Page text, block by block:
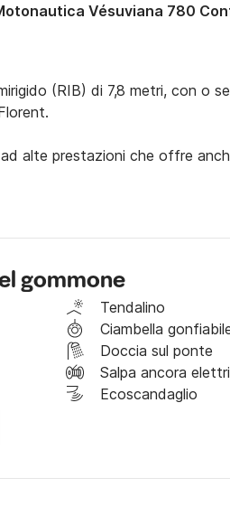
Vésuviana 780
(RIB) di 7,8 metri, con o
alte prestazioni che offre
ideale per crociere costiere,
wakeboard
gommone
Tendalino
Ciambella
Doccia sul ponte
Salpa ancora
Ecoscandaglio